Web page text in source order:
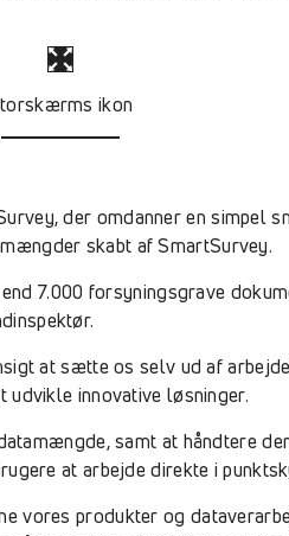
ikon
der omdanner en simpel
skabt af SmartSurvey.
7.000 forsyningsgrave
at sætte os selv ud af
innovative løsninger.
samt at håndtere
at arbejde direkte i
produkter og